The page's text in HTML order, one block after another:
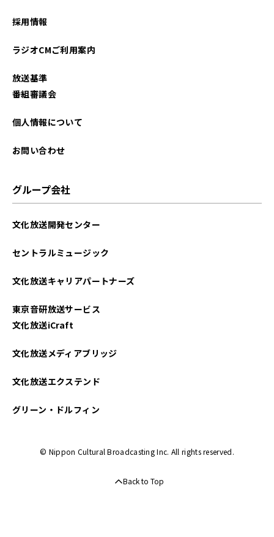
2025年09月
2025年06月
2025年01月
2024年12月
2024年11月
採用情報
ラジオCMご利用案内
放送基準
番組審議会
個人情報について
お問い合わせ
グループ会社
文化放送開発センター
セントラルミュージック
文化放送キャリアパートナーズ
東京音研放送サービス
文化放送iCraft
文化放送メディアブリッジ
文化放送エクステンド
グリーン・ドルフィン
© Nippon Cultural Broadcasting Inc. All rights reserved.
Back to Top